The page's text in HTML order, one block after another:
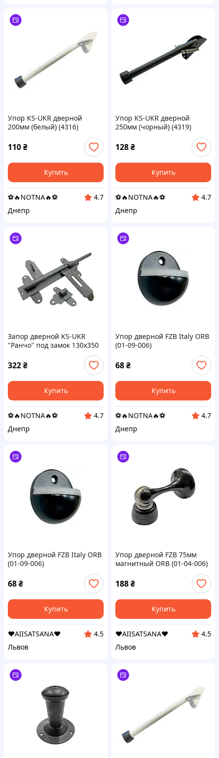
Упор KS-UKR дверной
200мм (белый) (4316)
110₴
Купить
⚽️🔥NOTNA🔥⚽️
4.7
Днепр
Упор KS-UKR дверной
250мм (чорный) (4319)
128₴
Купить
⚽️🔥NOTNA🔥⚽️
4.7
Днепр
Запор дверной KS-UKR
"Ранчо" под замок 130х350
322₴
Купить
⚽️🔥NOTNA🔥⚽️
4.7
Днепр
Упор дверной FZB Italy ORB
(01-09-006)
68₴
Купить
⚽️🔥NOTNA🔥⚽️
4.7
Днепр
Упор дверной FZB Italy ORB
(01-09-006)
68₴
Купить
❤️AIISATSANA❤️
4.5
Львов
Упор дверной FZB 75мм
магнитный ORB (01-04-006)
188₴
Купить
❤️AIISATSANA❤️
4.5
Львов